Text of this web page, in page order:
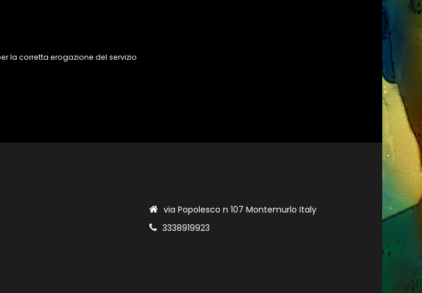
la corretta erogazione del servizio
via Popolesco n 107 Montemurlo Italy
3338919923